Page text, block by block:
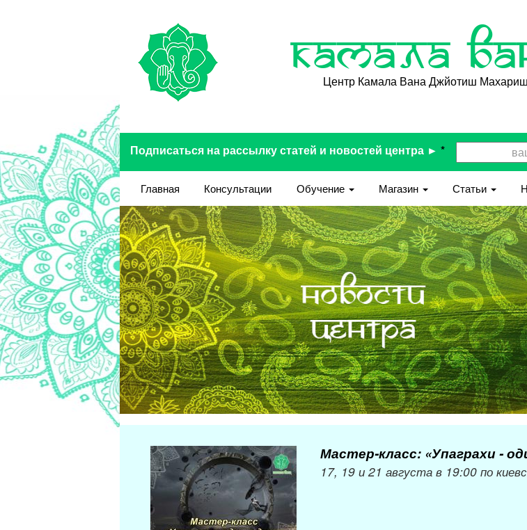
Камала
Центр Камала Вана Джйотиш
Подписаться на рассылку статей и новостей центра ► *
Главная Консультации Обучение Магазин Статьи
Мастер-класс: «Упаграхи -
17, 19 и 21 августа в 19:00 по